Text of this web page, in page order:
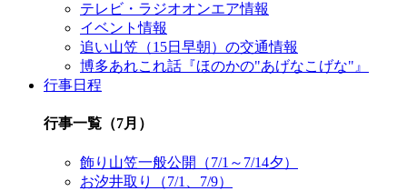
テレビ・ラジオオンエア情報
イベント情報
追い山笠（15日早朝）の交通情報
博多あれこれ話『ほのかの"あげなこげな"』
行事日程
行事一覧（7月）
飾り山笠一般公開（7/1～7/14夕）
お汐井取り（7/1、7/9）